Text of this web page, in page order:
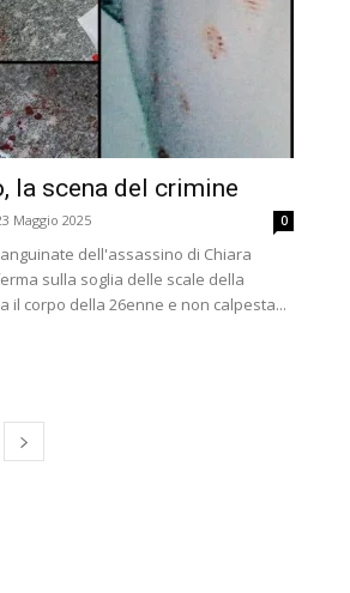
la scena del crimine
Maggio 2025 0
dell'assassino di Chiara
sulla soglia delle scale della
il corpo della 26enne e non calpesta...